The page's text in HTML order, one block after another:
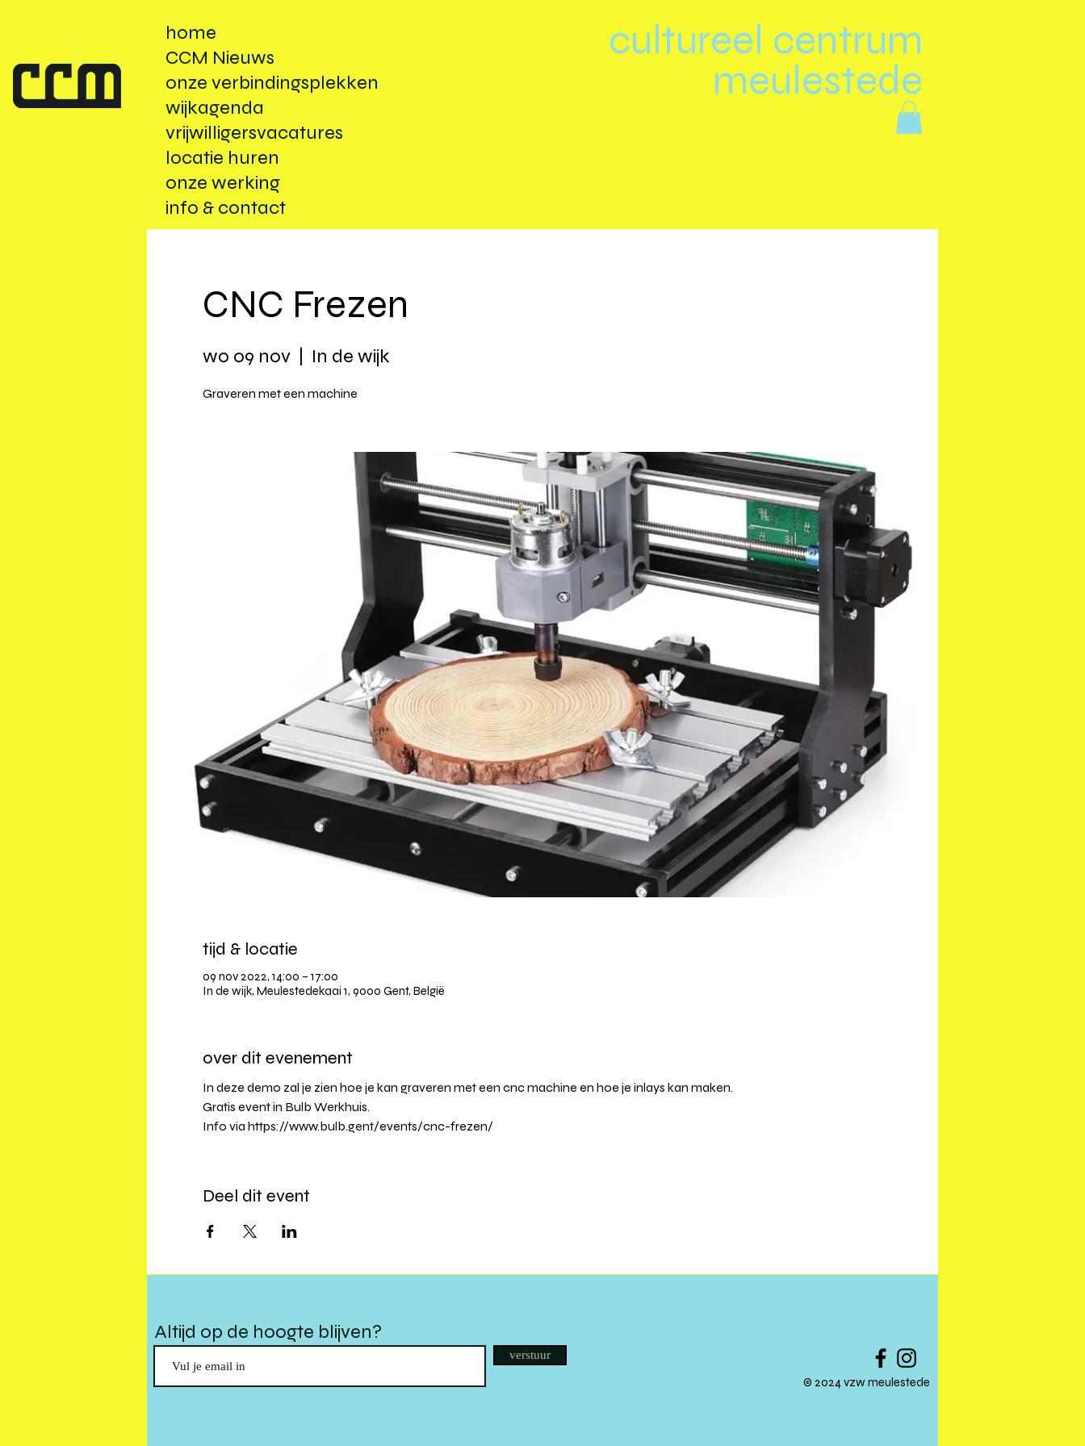
home
CCM Nieuws
onze verbindingsplekken
wijkagenda
vrijwilligersvacatures
locatie huren
onze werking
info & contact
cultureel centrum
meulestede
CNC Frezen
wo 09 nov
  |
In de wijk
Graveren met een machine
tijd & locatie
09 nov 2022, 14:00 – 17:00
In de wijk, Meulestedekaai 1, 9000 Gent, België
over dit evenement
In deze demo zal je zien hoe je kan graveren met een cnc machine en hoe je inlays kan maken.
Gratis event in Bulb Werkhuis.
Info via https://www.bulb.gent/events/cnc-frezen/
Deel dit event
Altijd op de hoogte blijven?
verstuur
© 2024 vzw meulestede